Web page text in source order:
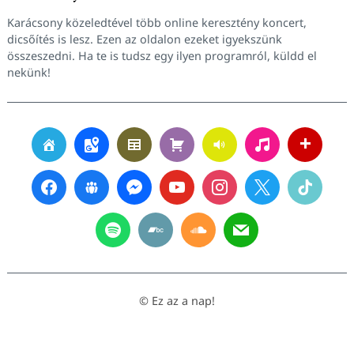
Karácsony közeledtével több online keresztény koncert,
dicsőítés is lesz. Ezen az oldalon ezeket igyekszünk
összeszedni. Ha te is tudsz egy ilyen programról, küldd el
nekünk!
© Ez az a nap!